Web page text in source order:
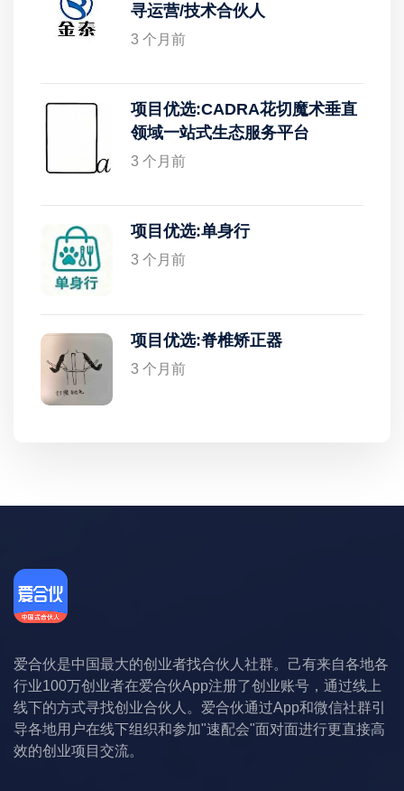
寻运营/技术合伙人
3 个月前
项目优选:CADRA花切魔术垂直
领域一站式生态服务平台
3 个月前
项目优选:单身行
3 个月前
项目优选:脊椎矫正器
3 个月前
爱合伙是中国最大的创业者找合伙人社群。己有来自各地各
行业100万创业者在爱合伙App注册了创业账号，通过线上
线下的方式寻找创业合伙人。爱合伙通过App和微信社群引
导各地用户在线下组织和参加"速配会"面对面进行更直接高
效的创业项目交流。